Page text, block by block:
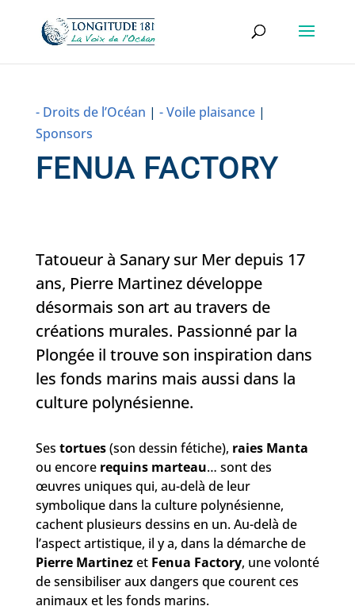
- Droits de l’Océan | - Voile plaisance|
Sponsors
FENUA FACTORY
Tatoueur à Sanary sur Mer depuis 17
ans, Pierre Martinez développe
désormais son art au travers de
créations murales. Passionné par la
Plongée il trouve son inspiration dans
les fonds marins mais aussi dans la
culture polynésienne.
Ses tortues(son dessin fétiche), raies Manta
ou encore requins marteau… sont des
œuvres uniques qui, au-delà de leur
symbolique dans la culture polynésienne,
cachent plusieurs dessins en un. Au-delà de
l’aspect artistique, il y a, dans la démarche de
Pierre Martinezet Fenua Factory, une volonté
de sensibiliser aux dangers que courent ces
animaux et les fonds marins.